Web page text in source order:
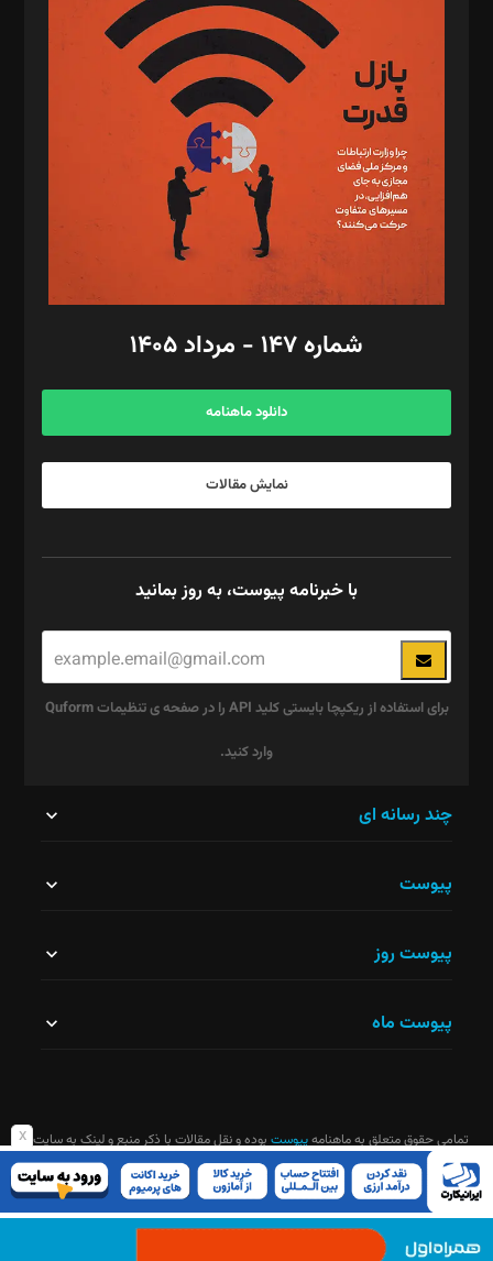
x
د‌بیر تحریریه آنلاین: بابک نقاش
تحریریه‌: مجتبی محمود‌ی، آرش برهمند، یسنا امان‌پور، سروش کرمیان،
مصطفی مسجدی آرانی، ابوالفضل رجبی، زهرا فکرانه، فائزه فتحی
رستمی،مصطفی باستان
ویرایش: نگار استاد‌‌آقا
طراح یونیفرم: مجید توکلی
فیلمبرداری و عکاسی: امیر شفیعی، مانی لطفی زاده
گرافیک و صفحه‌آرایی: سید‌سبحان‌علی ثابت
مد‌یر توسعه تجاری: کامبیز برید‌
امور مالی: شاپور رهبری، محمد‌ کاظمی‌نیا
آگهی و مشترکین: ۰۹۱۹۹۹۹۰۴۵۴
شماره ۱۴۷ - مرداد ۱۴۰۵
دانلود ماهنامه
نمایش مقالات
با خبرنامه پیوست، به روز بمانید
برای استفاده از ریکپچا بایستی کلید API را در صفحه ی تنظیمات Quform
وارد کنید.
نباید
شود.
چند رسانه ای
پیوست
پیوست روز
پیوست ماه
تمامی حقوق متعلق به ماهنامهپیوست بوده و نقل مقالات با ذکر منبع و لینک به سایت
ماهنامه آزاد است